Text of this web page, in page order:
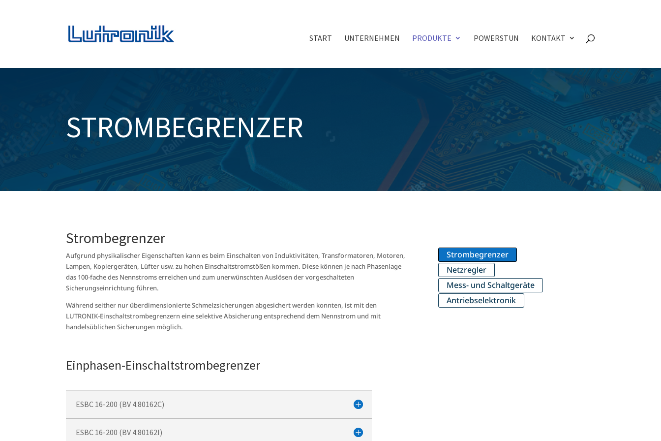
START UNTERNEHMEN PRODUKTE POWERSTUN KONTAKT
STROMBEGRENZER
Strombegrenzer
Aufgrund physikalischer Eigenschaften kann es beim Einschalten von Induktivitäten, Transformatoren, Motoren,
Lampen, Kopiergeräten, Lüfter usw. zu hohen Einschaltstromstößen kommen. Diese können je nach Phasenlage
das 100-fache des Nennstroms erreichen und zum unerwünschten Auslösen der vorgeschalteten
Sicherungseinrichtung führen.
Während seither nur überdimensionierte Schmelzsicherungen abgesichert werden konnten, ist mit den
LUTRONIK-Einschaltstrombegrenzern eine selektive Absicherung entsprechend dem Nennstrom und mit
handelsüblichen Sicherungen möglich.
Strombegrenzer
Netzregler
Mess- und Schaltgeräte
Antriebselektronik
Einphasen-Einschaltstrombegrenzer
ESBC 16-200 (BV 4.80162C)
ESBC 16-200 (BV 4.80162I)